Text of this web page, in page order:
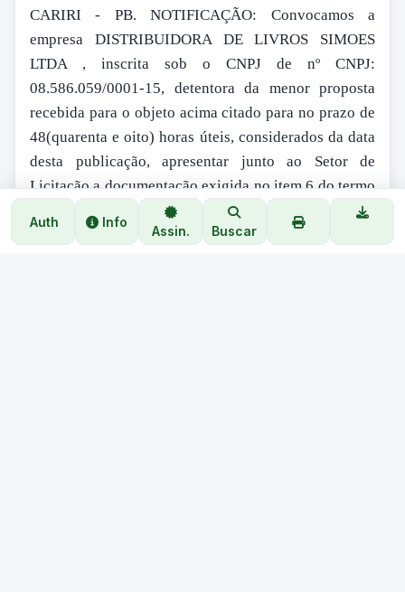
CARIRI - PB. NOTIFICAÇÃO: Convocamos a
empresa DISTRIBUIDORA DE LIVROS SIMOES
LTDA , inscrita sob o CNPJ de nº CNPJ:
08.586.059/0001-15, detentora da menor proposta
recebida para o objeto acima citado para no prazo de
48(quarenta e oito) horas úteis, considerados da data
desta publicação, apresentar junto ao Setor de
Licitação a documentação exigida no item 6 do termo
de intenção de dispensa. INFORMAÇÕES: na sede da
CPL, Rua João Pessoa, 121 - Centro - São João do
Auth Info
Assin. Buscar